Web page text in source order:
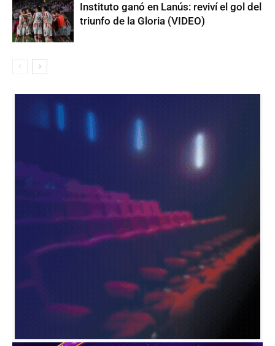
Instituto ganó en Lanús: reviví el gol del
triunfo de la Gloria (VIDEO)